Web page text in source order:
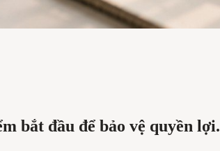
bắt đầu để bảo vệ quyền lợi.